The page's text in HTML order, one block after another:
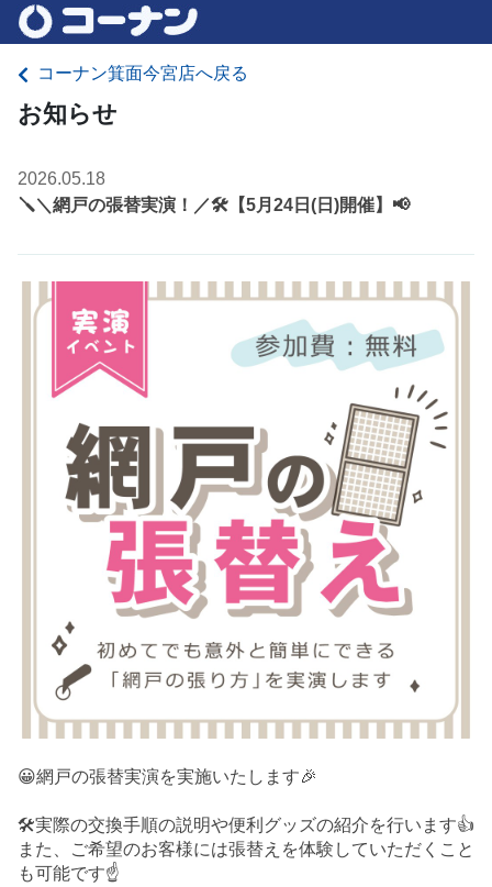
コーナン箕面今宮店へ戻る
お知らせ
2026.05.18
🪛＼網戸の張替実演！／🛠️【5月24日(日)開催】📢
😀網戸の張替実演を実施いたします🎉
🛠️実際の交換手順の説明や便利グッズの紹介を行います👍
また、ご希望のお客様には張替えを体験していただくこと
も可能です☝️